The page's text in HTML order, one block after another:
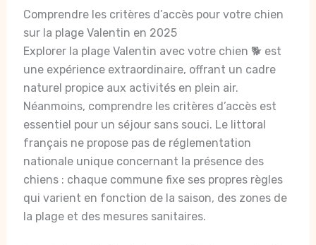
Comprendre les critères d’accès pour votre chien
sur la plage Valentin en 2025
Explorer la plage Valentin avec votre chien 🐕 est
une expérience extraordinaire, offrant un cadre
naturel propice aux activités en plein air.
Néanmoins, comprendre les critères d’accès est
essentiel pour un séjour sans souci. Le littoral
français ne propose pas de réglementation
nationale unique concernant la présence des
chiens : chaque commune fixe ses propres règles
qui varient en fonction de la saison, des zones de
la plage et des mesures sanitaires.